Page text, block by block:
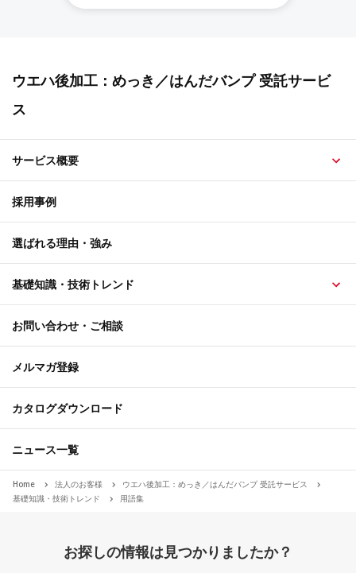
ウエハ後加工：めっき／はんだバンプ 受託サービ
ス
サービス概要
採用事例
選ばれる理由・強み
基礎知識・技術トレンド
お問い合わせ・ご相談
メルマガ登録
カタログダウンロード
ニュース一覧
Home 法人のお客様
ウエハ後加工：めっき／はんだバンプ 受託サービス
基礎知識・技術トレンド
用語集
お探しの情報は見つかりましたか？